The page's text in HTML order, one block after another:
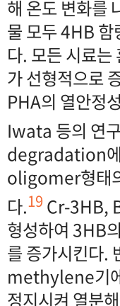
해 온도 변화를
물 모두 4HB 함
다. 모든 시료
가 선형적으로
PHA의 열안정
Iwata 등의 연
degradation
oligomer형태
다.19Cr-3HB,
형성하여 3HB
를 증가시킨다.
methylene기
정지시켜 열분